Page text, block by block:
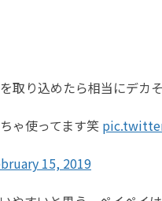
取り込めたら相当にデカそ
ゃ使ってます笑
15, 2019